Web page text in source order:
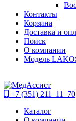
Контакты
Корзина
Доставка и
Поиск
О компании
Модель
+7 (351) 211–11–70
Каталог